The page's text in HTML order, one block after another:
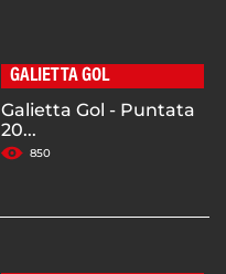
GALIETTA GOL
Galietta Gol - Puntata
20...
850